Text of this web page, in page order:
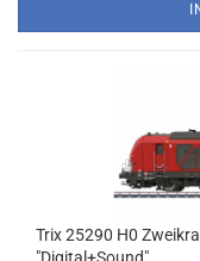
Trix 25290 H0